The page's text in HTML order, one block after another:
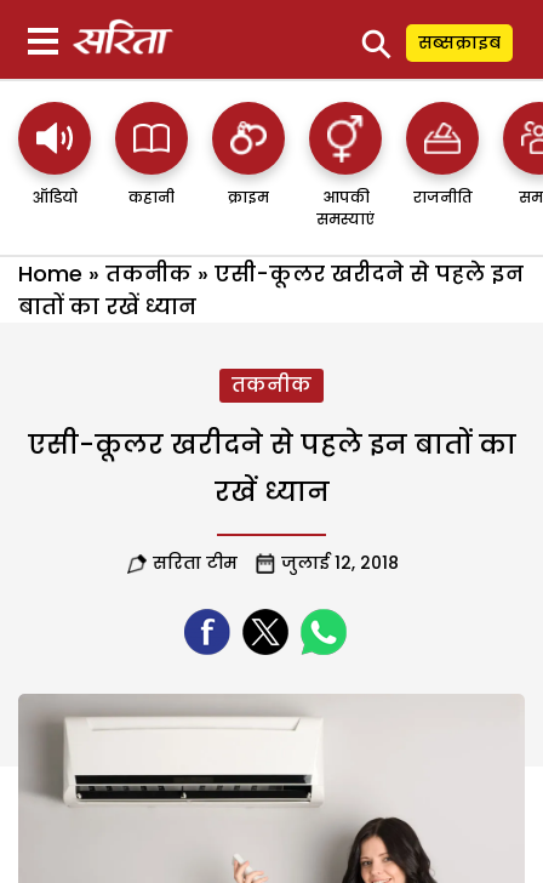
⚲ सब्सक्राइब
ऑडियो कहानी क्राइम
आपकी
समस्याएं
राजनीति
Home » तकनीक » एसी-कूलर खरीदने से पहले इन
बातों का रखें ध्यान
तकनीक
एसी-कूलर खरीदने से पहले इन बातों का
रखें ध्यान
सरिता टीम जुलाई 12, 2018